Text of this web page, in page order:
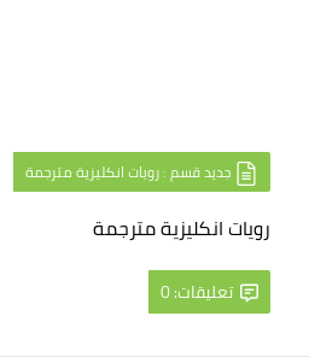
جديد قسم : رويات انكليزية مترجمة
رويات انكليزية مترجمة
تعليقات: 0